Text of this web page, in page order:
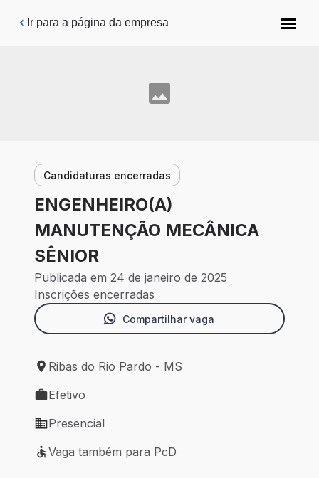
Pular para o conteúdo principal
Ir para a página da empresa
Candidaturas encerradas
ENGENHEIRO(A)
MANUTENÇÃO MECÂNICA
SÊNIOR
Publicada em 24 de janeiro de 2025
Inscrições encerradas
Compartilhar vaga
Local de trabalho: Ribas do Rio Pardo - MS
Ribas do Rio Pardo - MS
Tipo de vaga: Efetivo
Efetivo
Modelo de trabalho: Presencial
Presencial
Vaga também para PcD
Vaga também para PcD